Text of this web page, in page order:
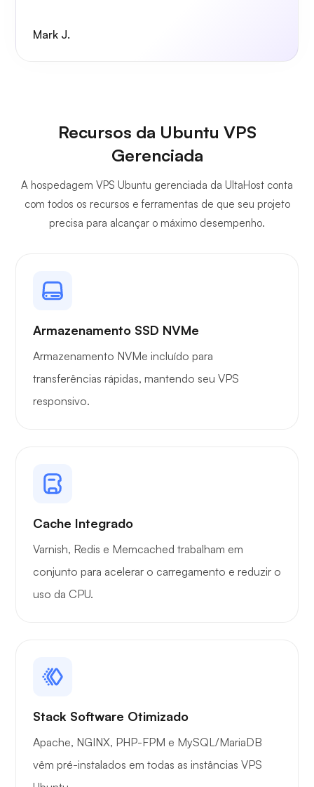
Mark J.
Recursos da Ubuntu VPS
Gerenciada
A hospedagem VPS Ubuntu gerenciada da UltaHost conta
com todos os recursos e ferramentas de que seu projeto
precisa para alcançar o máximo desempenho.
Armazenamento SSD NVMe
Armazenamento NVMe incluído para
transferências rápidas, mantendo seu VPS
responsivo.
Cache Integrado
Varnish, Redis e Memcached trabalham em
conjunto para acelerar o carregamento e reduzir o
uso da CPU.
Stack Software Otimizado
Apache, NGINX, PHP-FPM e MySQL/MariaDB
vêm pré-instalados em todas as instâncias VPS